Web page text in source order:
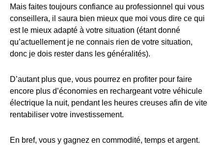
Mais faites toujours confiance au professionnel qui vous
conseillera, il saura bien mieux que moi vous dire ce qui
est le mieux adapté à votre situation (étant donné
qu’actuellement je ne connais rien de votre situation,
donc je dois rester dans les généralités).
D’autant plus que, vous pourrez en profiter pour faire
encore plus d’économies en rechargeant votre véhicule
électrique la nuit, pendant les heures creuses afin de vite
rentabiliser votre investissement.
En bref, vous y gagnez en commodité, temps et argent.